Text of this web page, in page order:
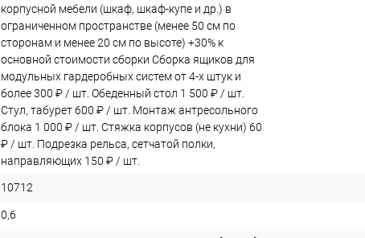
корпусной мебели (шкаф, шкаф-купе и др.) в
ограниченном пространстве (менее 50 см по
сторонам и менее 20 см по высоте) +30% к
основной стоимости сборки Сборка ящиков для
модульных гардеробных систем от 4-х штук и
более 300 ₽ / шт. Обеденный стол 1 500 ₽ / шт.
Стул, табурет 600 ₽ / шт. Монтаж антресольного
блока 1 000 ₽ / шт. Стяжка корпусов (не кухни) 60
₽ / шт. Подрезка рельса, сетчатой полки,
направляющих 150 ₽ / шт.
10712
0,6